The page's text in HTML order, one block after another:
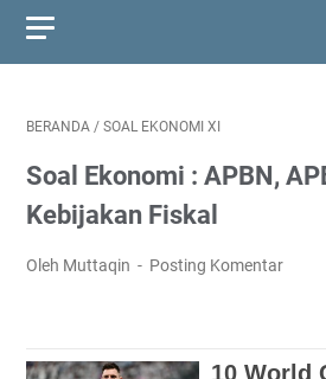
BERANDA / SOAL EKONOMI XI
Soal Ekonomi : APBN,
Kebijakan Fiskal
Oleh Muttaqin Posting Komentar